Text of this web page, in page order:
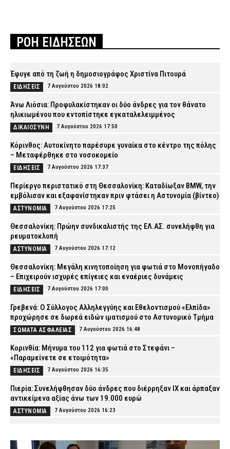
ΡΟΗ ΕΙΔΗΣΕΩΝ
Έφυγε από τη ζωή η δημοσιογράφος Χριστίνα Πιτουρά
ΕΙΔΗΣΕΙΣ 7 Αυγούστου 2026 18:02
Άνω Λιόσια: Προφυλακίστηκαν οι δύο άνδρες για τον θάνατο
ηλικιωμένου που εντοπίστηκε εγκαταλελειμμένος
ΔΙΚΑΙΟΣΥΝΗ 7 Αυγούστου 2026 17:50
Κόρινθος: Αυτοκίνητο παρέσυρε γυναίκα στο κέντρο της πόλης
– Μεταφέρθηκε στο νοσοκομείο
ΕΙΔΗΣΕΙΣ 7 Αυγούστου 2026 17:37
Περίεργο περιστατικό στη Θεσσαλονίκη: Καταδίωξαν BMW, την
εμβόλισαν και εξαφανίστηκαν πριν φτάσει η Αστυνομία (βίντεο)
ΑΣΤΥΝΟΜΙΑ 7 Αυγούστου 2026 17:25
Θεσσαλονίκη: Πρώην συνδικαλιστής της ΕΛ.ΑΣ. συνελήφθη για
ρευματοκλοπή
ΑΣΤΥΝΟΜΙΑ 7 Αυγούστου 2026 17:12
Θεσσαλονίκη: Μεγάλη κινητοποίηση για φωτιά στο Μονοπήγαδο
– Επιχειρούν ισχυρές επίγειες και εναέριες δυνάμεις
ΕΙΔΗΣΕΙΣ 7 Αυγούστου 2026 17:00
Γρεβενά: Ο Σύλλογος Αλληλεγγύης και Εθελοντισμού «Ελπίδα»
προχώρησε σε δωρεά ειδών ιματισμού στο Αστυνομικό Τμήμα
ΣΩΜΑΤΑ ΑΣΦΑΛΕΙΑΣ 7 Αυγούστου 2026 16:48
Κορινθία: Μήνυμα του 112 για φωτιά στο Στεφάνι –
«Παραμείνετε σε ετοιμότητα»
ΕΙΔΗΣΕΙΣ 7 Αυγούστου 2026 16:35
Πιερία: Συνελήφθησαν δύο άνδρες που διέρρηξαν ΙΧ και άρπαξαν
αντικείμενα αξίας άνω των 19.000 ευρώ
ΑΣΤΥΝΟΜΙΑ 7 Αυγούστου 2026 16:23
τίθενται σε «Red Code»